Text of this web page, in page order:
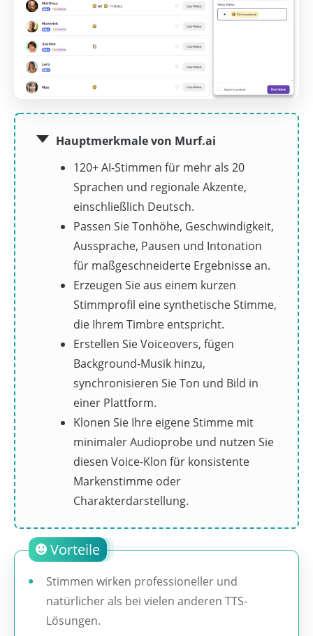
Hauptmerkmale von Murf.ai
120+ AI-Stimmen für mehr als 20
Sprachen und regionale Akzente,
einschließlich Deutsch.
Passen Sie Tonhöhe, Geschwindigkeit,
Aussprache, Pausen und Intonation
für maßgeschneiderte Ergebnisse an.
Erzeugen Sie aus einem kurzen
Stimmprofil eine synthetische Stimme,
die Ihrem Timbre entspricht.
Erstellen Sie Voiceovers, fügen
Background-Musik hinzu,
synchronisieren Sie Ton und Bild in
einer Plattform.
Klonen Sie Ihre eigene Stimme mit
minimaler Audioprobe und nutzen Sie
diesen Voice-Klon für konsistente
Markenstimme oder
Charakterdarstellung.
Vorteile
Stimmen wirken professioneller und
natürlicher als bei vielen anderen TTS-
Lösungen.